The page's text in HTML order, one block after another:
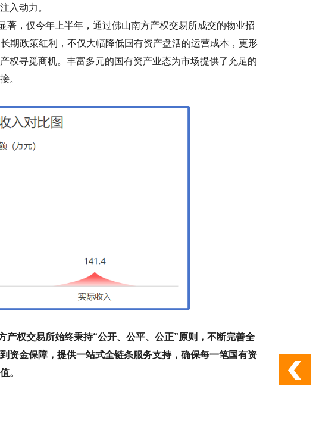
入动力。
，仅今年上半年，通过佛山南方产权交易所成交的物业招
期政策红利，不仅大幅降低国有资产盘活的运营成本，更形
权寻觅商机。丰富多元的国有资产业态为市场提供了充足的
。
权交易所始终秉持“公开、公平、公正”原则，不断完善全
资金保障，提供一站式全链条服务支持，确保每一笔国有资
。